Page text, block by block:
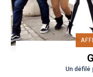
Un défilé